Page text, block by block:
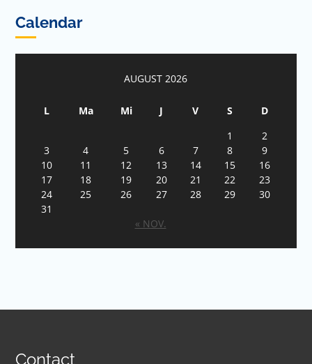
Calendar
AUGUST 2026
L Ma Mi J V S
D
1
2
3
4 5 6 7 8
9
10
11 12 13 14 15
16
17
18 19 20 21 22
23
24
25 26 27 28 29
30
31
« NOV.
Contact